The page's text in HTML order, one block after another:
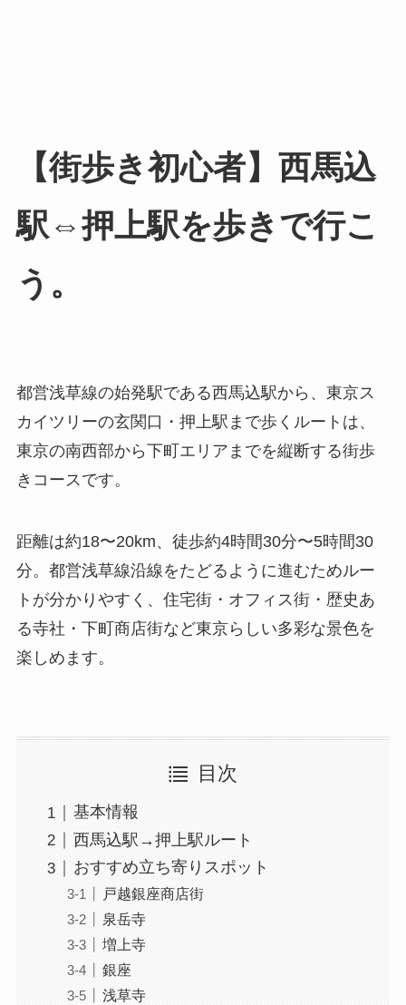
【街歩き初心者】西馬込
駅⇔押上駅を歩きで行こ
う。
都営浅草線の始発駅である西馬込駅から、東京ス
カイツリーの玄関口・押上駅まで歩くルートは、
東京の南西部から下町エリアまでを縦断する街歩
きコースです。
距離は約18〜20km、徒歩約4時間30分〜5時間30
分。都営浅草線沿線をたどるように進むためルー
トが分かりやすく、住宅街・オフィス街・歴史あ
る寺社・下町商店街など東京らしい多彩な景色を
楽しめます。
目次
基本情報
西馬込駅→押上駅ルート
おすすめ立ち寄りスポット
戸越銀座商店街
泉岳寺
増上寺
銀座
浅草寺